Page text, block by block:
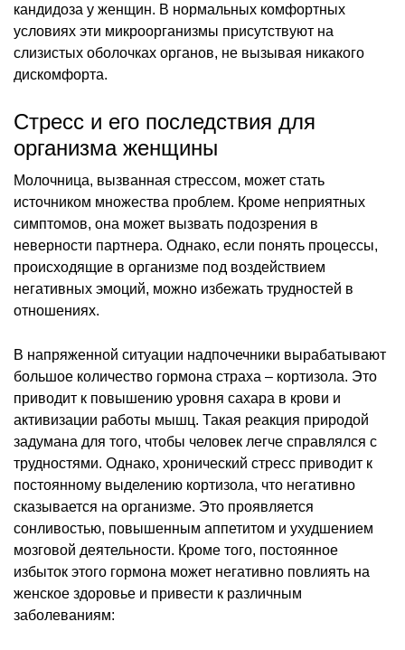
кандидоза у женщин. В нормальных комфортных
условиях эти микроорганизмы присутствуют на
слизистых оболочках органов, не вызывая никакого
дискомфорта.
Стресс и его последствия для
организма женщины
Молочница, вызванная стрессом, может стать
источником множества проблем. Кроме неприятных
симптомов, она может вызвать подозрения в
неверности партнера. Однако, если понять процессы,
происходящие в организме под воздействием
негативных эмоций, можно избежать трудностей в
отношениях.
В напряженной ситуации надпочечники вырабатывают
большое количество гормона страха – кортизола. Это
приводит к повышению уровня сахара в крови и
активизации работы мышц. Такая реакция природой
задумана для того, чтобы человек легче справлялся с
трудностями. Однако, хронический стресс приводит к
постоянному выделению кортизола, что негативно
сказывается на организме. Это проявляется
сонливостью, повышенным аппетитом и ухудшением
мозговой деятельности. Кроме того, постоянное
избыток этого гормона может негативно повлиять на
женское здоровье и привести к различным
заболеваниям: